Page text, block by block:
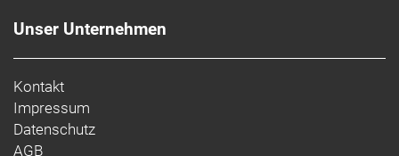
Unser Unternehmen
Kontakt
Impressum
Datenschutz
AGB